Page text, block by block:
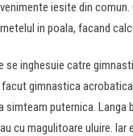
iesite din
in poala, facand
se inghesuie catre
gimnastica
puternica.
cu magulitoare uluire. Iar